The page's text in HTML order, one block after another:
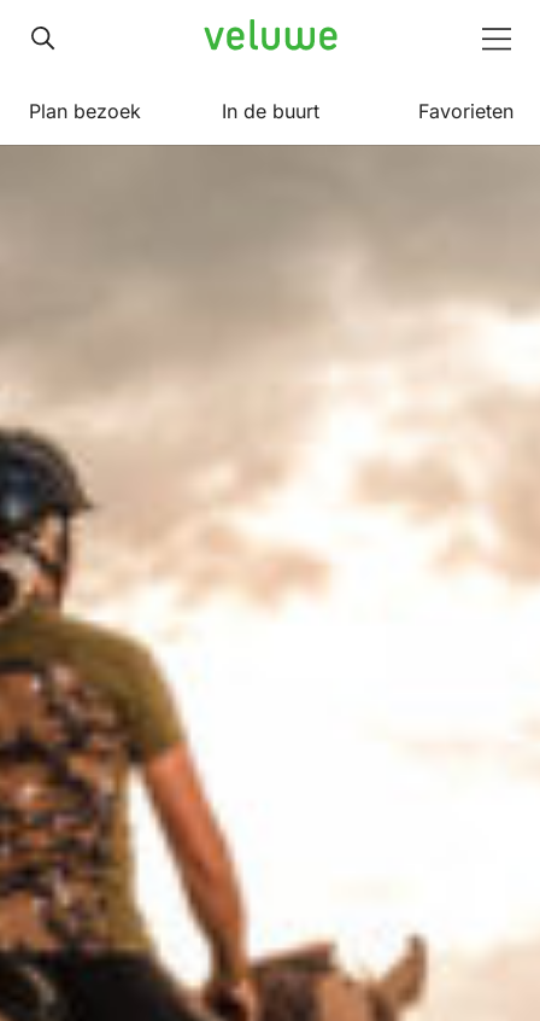
Veluwe
Plan bezoek In de buurt Favorieten